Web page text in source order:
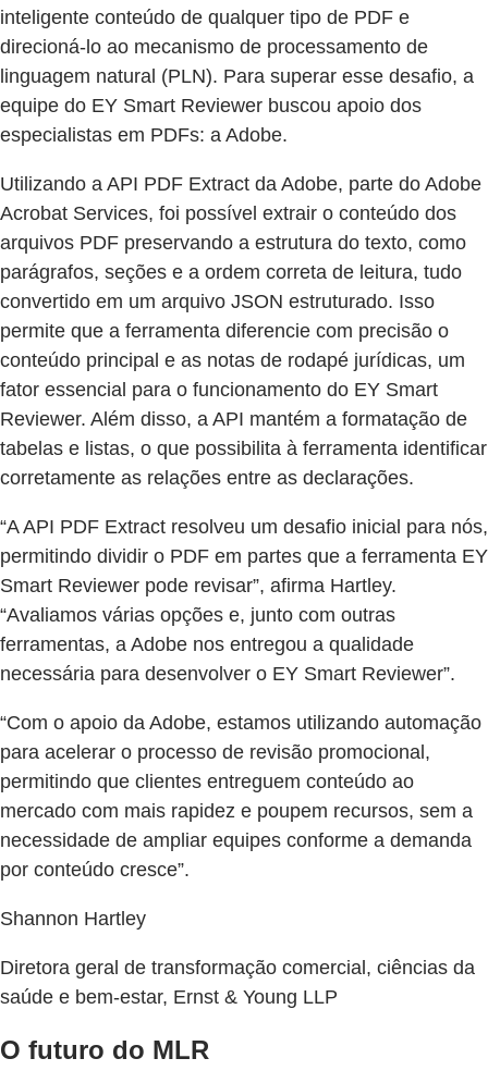
inteligente conteúdo de qualquer tipo de PDF e
direcioná-lo ao mecanismo de processamento de
linguagem natural (PLN). Para superar esse desafio, a
equipe do EY Smart Reviewer buscou apoio dos
especialistas em PDFs: a Adobe.
Utilizando a API PDF Extract da Adobe, parte do Adobe
Acrobat Services, foi possível extrair o conteúdo dos
arquivos PDF preservando a estrutura do texto, como
parágrafos, seções e a ordem correta de leitura, tudo
convertido em um arquivo JSON estruturado. Isso
permite que a ferramenta diferencie com precisão o
conteúdo principal e as notas de rodapé jurídicas, um
fator essencial para o funcionamento do EY Smart
Reviewer. Além disso, a API mantém a formatação de
tabelas e listas, o que possibilita à ferramenta identificar
corretamente as relações entre as declarações.
“A API PDF Extract resolveu um desafio inicial para nós,
permitindo dividir o PDF em partes que a ferramenta EY
Smart Reviewer pode revisar”, afirma Hartley.
“Avaliamos várias opções e, junto com outras
ferramentas, a Adobe nos entregou a qualidade
necessária para desenvolver o EY Smart Reviewer”.
“Com o apoio da Adobe, estamos utilizando automação
para acelerar o processo de revisão promocional,
permitindo que clientes entreguem conteúdo ao
mercado com mais rapidez e poupem recursos, sem a
necessidade de ampliar equipes conforme a demanda
por conteúdo cresce”.
Shannon Hartley
Diretora geral de transformação comercial, ciências da
saúde e bem-estar, Ernst & Young LLP
O futuro do MLR